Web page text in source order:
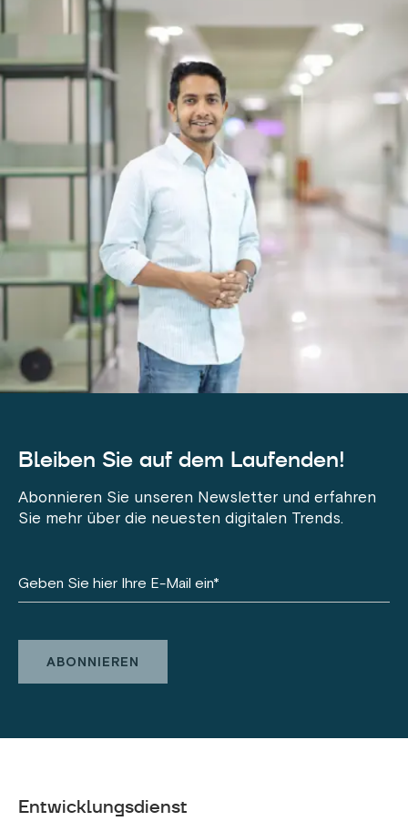
Bleiben Sie auf dem Laufenden!
Abonnieren Sie unseren Newsletter und erfahren
Sie mehr über die neuesten digitalen Trends.
Entwicklungsdienst